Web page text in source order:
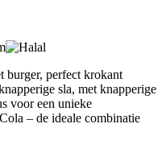
burger, perfect krokant
sla, met knapperige
voor een unieke
– de ideale combinatie